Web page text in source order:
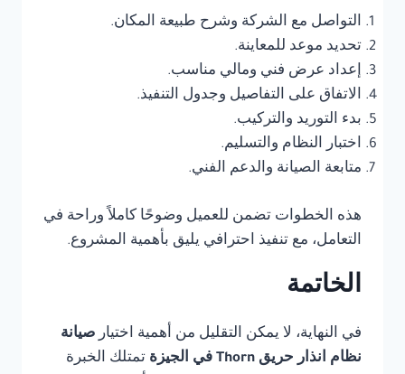
التواصل مع الشركة وشرح طبيعة المكان.
تحديد موعد للمعاينة.
إعداد عرض فني ومالي مناسب.
الاتفاق على التفاصيل وجدول التنفيذ.
بدء التوريد والتركيب.
اختبار النظام والتسليم.
متابعة الصيانة والدعم الفني.
هذه الخطوات تضمن للعميل وضوحًا كاملاً وراحة في
التعامل، مع تنفيذ احترافي يليق بأهمية المشروع.
الخاتمة
في النهاية، لا يمكن التقليل من أهمية اختيار صيانة
نظام انذار حريق Thorn في الجيزة
تمتلك الخبرة